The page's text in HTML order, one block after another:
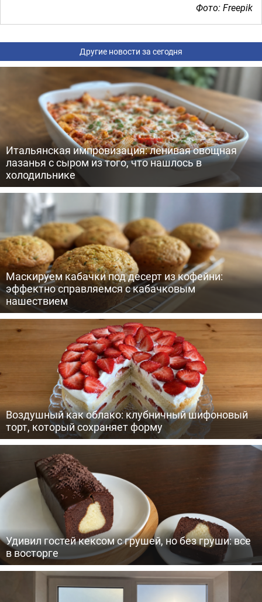
Фото: Freepik
Другие новости за сегодня
Итальянская импровизация: ленивая овощная
лазанья с сыром из того, что нашлось в
холодильнике
Маскируем кабачки под десерт из кофейни:
эффектно справляемся с кабачковым
нашествием
Воздушный как облако: клубничный шифоновый
торт, который сохраняет форму
Удивил гостей кексом с грушей, но без груши: все
в восторге